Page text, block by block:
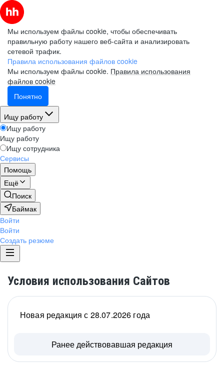
Мы используем файлы cookie, чтобы обеспечивать
правильную работу нашего веб-сайта и анализировать
сетевой трафик.
Правила использования файлов cookie
Мы используем файлы cookie. Правила использования
файлов cookie
Понятно
Ищу работу
Ищу работу
Ищу работу
Ищу сотрудника
Сервисы
Помощь
Ещё
Поиск
Баймак
Войти
Войти
Создать резюме
Условия использования Сайтов
Новая редакция с 28.07.2026 года
Ранее действовавшая редакция